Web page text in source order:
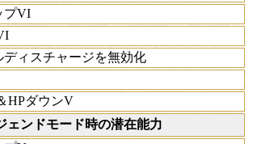
プVI
ィスチャージを無効化
HPダウンV
ェンドモード時の潜在能力